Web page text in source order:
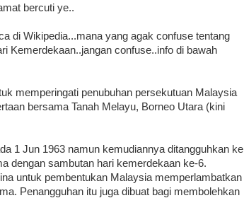
bercuti ye..
di Wikipedia...mana yang agak confuse tentang
Kemerdekaan..jangan confuse..info di bawah
memperingati penubuhan persekutuan Malaysia
bersama Tanah Melayu, Borneo Utara (kini
1 Jun 1963 namun kemudiannya ditangguhkan ke
dengan sambutan hari kemerdekaan ke-6.
untuk pembentukan Malaysia memperlambatkan
Penangguhan itu juga dibuat bagi membolehkan